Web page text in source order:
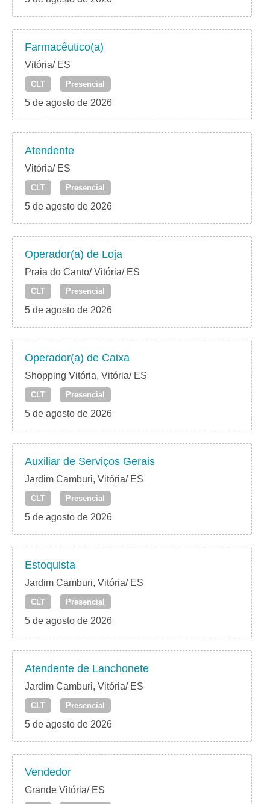
Farmacêutico(a)
Vitória/ ES
CLT Presencial
5 de agosto de 2026
Atendente
Vitória/ ES
CLT Presencial
5 de agosto de 2026
Operador(a) de Loja
Praia do Canto/ Vitória/ ES
CLT Presencial
5 de agosto de 2026
Operador(a) de Caixa
Shopping Vitória, Vitória/ ES
CLT Presencial
5 de agosto de 2026
Auxiliar de Serviços Gerais
Jardim Camburi, Vitória/ ES
CLT Presencial
5 de agosto de 2026
Estoquista
Jardim Camburi, Vitória/ ES
CLT Presencial
5 de agosto de 2026
Atendente de Lanchonete
Jardim Camburi, Vitória/ ES
CLT Presencial
5 de agosto de 2026
Vendedor
Grande Vitória/ ES